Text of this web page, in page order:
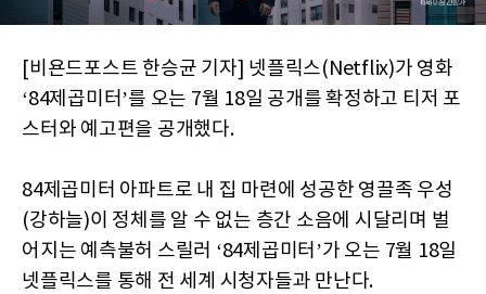
[비욘드포스트 한승균 기자] 넷플릭스(Netflix)가 영화 ​
‘84제곱미터​’를 오는 7월 18일 공개를 확정하고 티저 포
스터와 예고편을 공개했다.
84제곱미터 아파트로 내 집 마련에 성공한 영끌족 우성
(강하늘)이 정체를 알 수 없는 층간 소음에 시달리며 벌
어지는 예측불허 스릴러 ​‘​84제곱미터​’​가 오는 7월 18일
넷플릭스를 통해 전 세계 시청자들과 만난다.